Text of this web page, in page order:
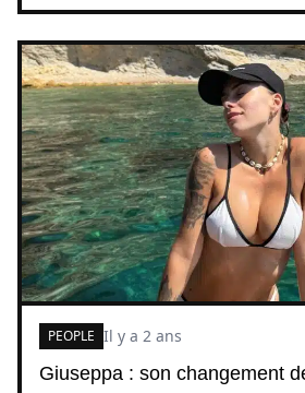
Giuseppa : son changement
PEOPLE Il y a 2 ans